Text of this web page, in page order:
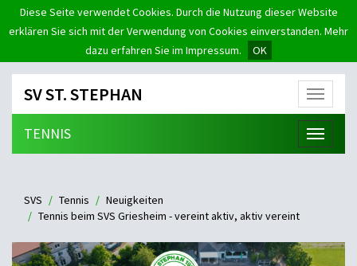
Diese Seite verwendet Cookies. Durch die Nutzung dieser Website
erklären Sie sich mit der Verwendung von Cookies einverstanden. Mehr
dazu erfahren Sie im Impressum.
OK
Menü
SV ST. STEPHAN
Menü
TENNIS
SVS Tennis
Neuigkeiten
Tennis beim SVS Griesheim - vereint aktiv, aktiv vereint